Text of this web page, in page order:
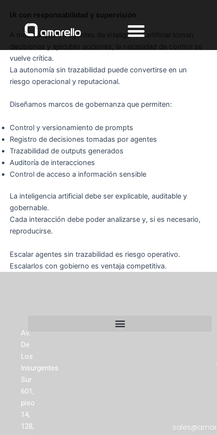
contenido
IA con responsabilidad y supervisión
A medida que los agentes de inteligencia artificial toman
decisiones y ejecutan acciones, la necesidad de control se
vuelve crítica.
La autonomía sin trazabilidad puede convertirse en un
riesgo operacional y reputacional.
Diseñamos marcos de gobernanza que permiten:
Control y versionamiento de prompts
Registro de decisiones tomadas por agentes
Trazabilidad de outputs generados
Auditoría de interacciones
Control de acceso a información sensible
La inteligencia artificial debe ser explicable, auditable y
gobernable.
Cada interacción debe poder analizarse y, si es necesario,
reproducirse.
Escalar agentes sin trazabilidad es riesgo operativo.
Escalarlos con gobierno es ventaja competitiva.
Av.
De
Los
Insurgentes
Sur
601,
piso
14,
128,